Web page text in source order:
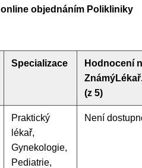
online objednáním Polikliniky
Specializace
Hodnocení
(z 5)
Praktický
lékař,
Gynekologie,
Pediatrie,
Není